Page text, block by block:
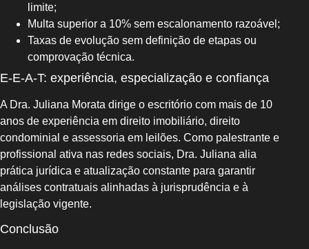
limite;
Multa superior a 10% sem escalonamento razoável;
Taxas de evolução sem definição de etapas ou
comprovação técnica.
E‑E‑A‑T: experiência, especialização e confiança
A Dra. Juliana Morata dirige o escritório com mais de 10
anos de experiência em direito imobiliário, direito
condominial e assessoria em leilões. Como palestrante e
profissional ativa nas redes sociais, Dra. Juliana alia
prática jurídica e atualização constante para garantir
análises contratuais alinhadas à jurisprudência e à
legislação vigente.
Conclusão